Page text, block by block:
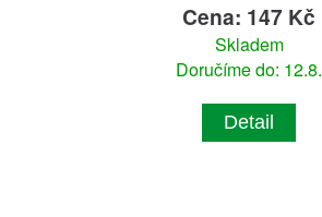
Cena: 147 Kč
Skladem
Doručíme do: 12.8.
Detail